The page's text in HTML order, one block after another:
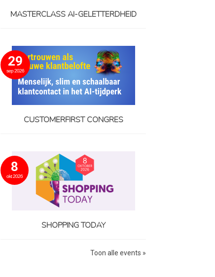
MASTERCLASS AI-GELETTERDHEID
29
sep 2026
CUSTOMERFIRST CONGRES
8
okt 2026
SHOPPING TODAY
Toon alle events »